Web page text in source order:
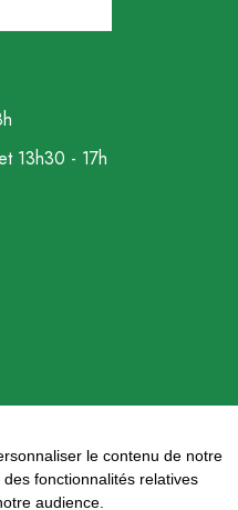
le contenu de notre
des fonctionnalités relatives
audience.
13h30 - 17h